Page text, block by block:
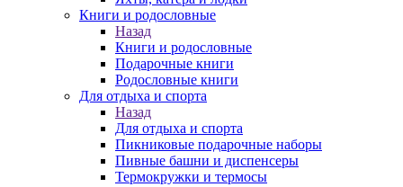
Книги и родословные
Назад
Книги и родословные
Подарочные книги
Родословные книги
Для отдыха и спорта
Назад
Для отдыха и спорта
Пикниковые подарочные наборы
Пивные башни и диспенсеры
Термокружки и термосы